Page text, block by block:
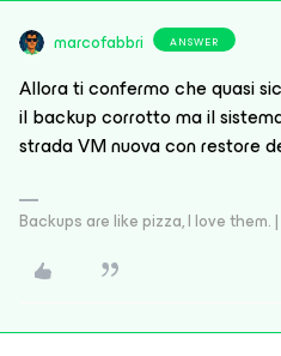
marcofabbri ANSWER
Allora ti confermo che quasi
il backup corrotto ma il
strada VM nuova con restore
Backups are like pizza, I love